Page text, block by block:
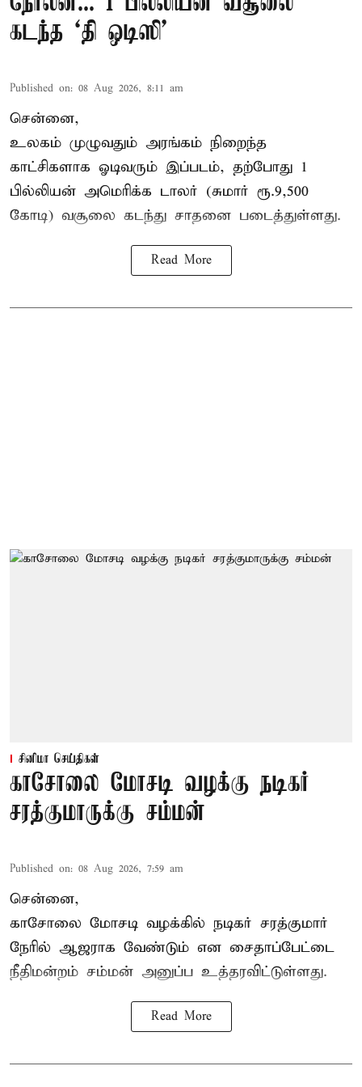
கடந்த ‘தி ஒடிஸி’
Published on: 08 Aug 2026, 8:11 am
சென்னை,
உலகம் முழுவதும் அரங்கம் நிறைந்த
காட்சிகளாக ஓடிவரும் இப்படம், தற்போது 1
பில்லியன் அமெரிக்க டாலர் (சுமார் ரூ.9,500
கோடி) வசூலை கடந்து சாதனை படைத்துள்ளது.
Read More
சினிமா செய்திகள்
காசோலை மோசடி வழக்கு நடிகர்
சரத்குமாருக்கு சம்மன்
Published on: 08 Aug 2026, 7:59 am
சென்னை,
காசோலை மோசடி வழக்கில் நடிகர் சரத்குமார்
நேரில் ஆஜராக வேண்டும் என சைதாப்பேட்டை
நீதிமன்றம் சம்மன் அனுப்ப உத்தரவிட்டுள்ளது.
Read More